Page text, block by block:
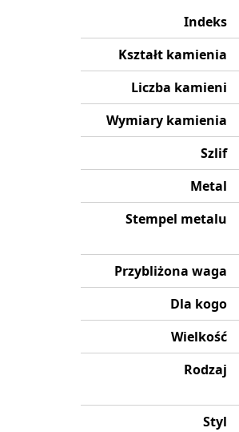
Indeks
Kształt kamienia
Liczba kamieni
Wymiary kamienia
Szlif
Metal
Stempel metalu
Przybliżona waga
Dla kogo
Wielkość
Rodzaj
Styl